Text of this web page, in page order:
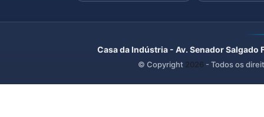
Casa da Indústria - Av. Senador
© Copyright 2026 - Todos os